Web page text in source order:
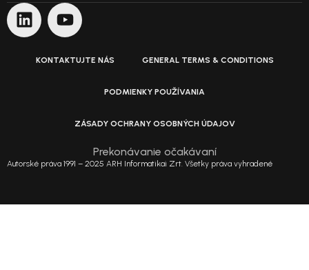
KONTAKTUJTE NÁS GENERAL TERMS & CONDITIONS
PODMIENKY POUŽÍVANIA
ZÁSADY OCHRANY OSOBNÝCH ÚDAJOV
Prekonávanie očakávaní
Autorské práva 1991 – 2025 ARH Informatikai Zrt. Všetky práva vyhradené